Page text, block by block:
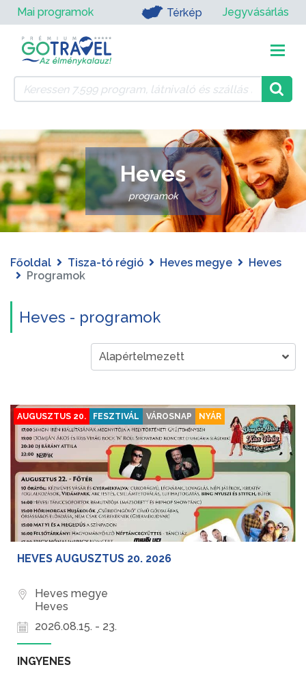
Mai programok Térkép Jegyvásárlás
Heves
programok
Főoldal Tisza-tó régió Heves megye
Heves
Programok
Heves - programok
AUGUSZTUS 20. FESZTIVÁL VÁROSNAP NYÁR
HEVES AUGUSZTUS 20. 2026
Heves megye
Heves
2026.08.15. - 23.
INGYENES